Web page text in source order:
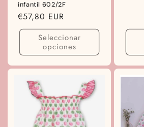
infantil 602/2F
Precio
habitual
€57,80 EUR
Seleccionar
opciones